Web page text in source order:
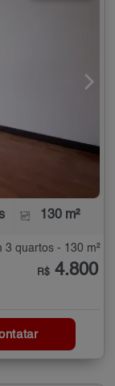
130 m²
3 quartos - 130 m²
R$ 4.800